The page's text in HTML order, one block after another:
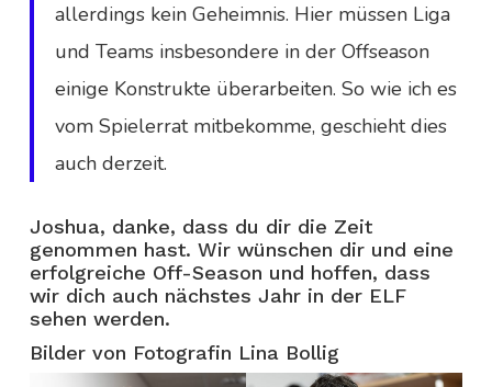
allerdings kein Geheimnis. Hier müssen Liga
und Teams insbesondere in der Offseason
einige Konstrukte überarbeiten. So wie ich es
vom Spielerrat mitbekomme, geschieht dies
auch derzeit.
Joshua, danke, dass du dir die Zeit
genommen hast. Wir wünschen dir und eine
erfolgreiche Off-Season und hoffen, dass
wir dich auch nächstes Jahr in der ELF
sehen werden.
Bilder von Fotografin Lina Bollig